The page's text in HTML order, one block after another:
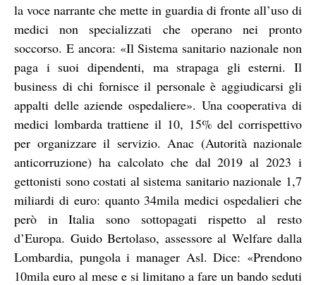
la voce narrante che mette in guardia di fronte all’uso di
medici non specializzati che operano nei pronto
soccorso. E ancora: «Il Sistema sanitario nazionale non
paga i suoi dipendenti, ma strapaga gli esterni. Il
business di chi fornisce il personale è aggiudicarsi gli
appalti delle aziende ospedaliere». Una cooperativa di
medici lombarda trattiene il 10, 15% del corrispettivo
per organizzare il servizio. Anac (Autorità nazionale
anticorruzione) ha calcolato che dal 2019 al 2023 i
gettonisti sono costati al sistema sanitario nazionale 1,7
miliardi di euro: quanto 34mila medici ospedalieri che
però in Italia sono sottopagati rispetto al resto
d’Europa. Guido Bertolaso, assessore al Welfare dalla
Lombardia, pungola i manager Asl. Dice: «Prendono
10mila euro al mese e si limitano a fare un bando seduti